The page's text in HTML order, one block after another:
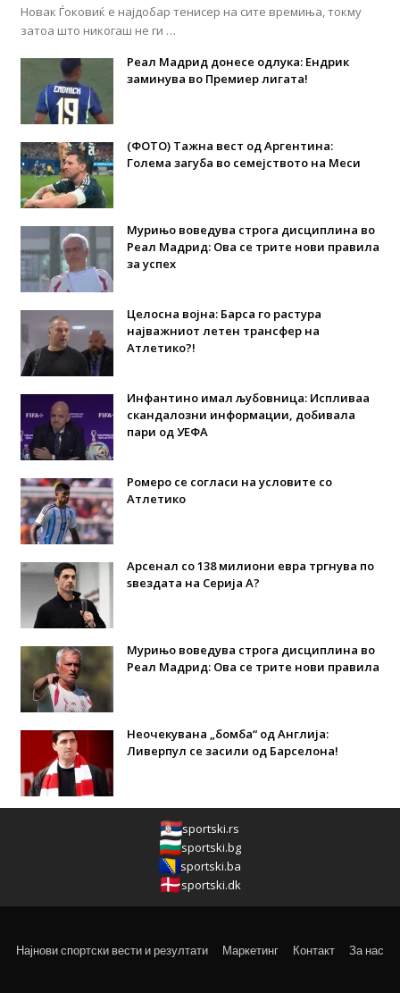
Новак Ѓоковиќ е најдобар тенисер на сите времиња, токму
затоа што никогаш не ги …
Реал Мадрид донесе одлука: Eндрик
заминува во Премиер лигата!
(ФОТО) Тажна вест од Аргентина:
Голема загуба во семејството на Меси
Мурињо воведува строга дисциплина во
Реал Мадрид: Ова се трите нови правила
за успех
Целосна војна: Барса го растура
најважниот летен трансфер на
Атлетико?!
Инфантино имал љубовница: Испливаа
скандалозни информации, добивала
пари од УЕФА
Ромеро се согласи на условите со
Атлетико
Арсенал со 138 милиони евра тргнува по
ѕвездата на Серија А?
Мурињо воведува строга дисциплина во
Реал Мадрид: Ова се трите нови правила
Неочекувана „бомба“ од Англија:
Ливерпул се засили од Барселона!
sportski.rs
sportski.bg
sportski.ba
sportski.dk
Најнови спортски вести и резултати Маркетинг Контакт За нас